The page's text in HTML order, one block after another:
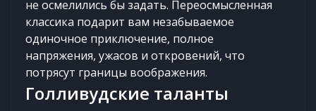
не осмелились бы задать. Переосмысленная
классика подарит вам незабываемое
одиночное приключение, полное
напряжения, ужасов и откровений, что
потрясут границы воображения.
Голливудские таланты